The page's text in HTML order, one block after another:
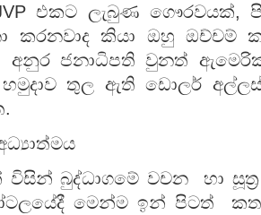
එකට ලැබුණ ගෞරවයක්,
කරනවාද කියා ඔහු ඔච්චම්
අනුර ජනාධිපති වුනත්
තුල ඇති ඩොලර්
විසින් බුද්ධාගමේ වචන හා
මෙන්ම ඉන් පිටත්